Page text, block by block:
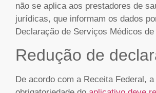
não se aplica aos prestadores de
jurídicas, que informam os dados
Declaração de Serviços Médicos
Redução de
De acordo com a Receita Federal, a